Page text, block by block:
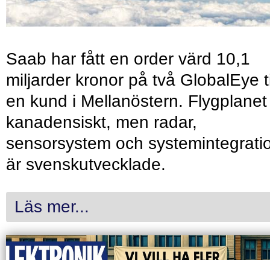
Saab har fått en order värd 10,1
miljarder kronor på två GlobalEye
en kund i Mellanöstern.
kanadensiskt, men radar,
sensorsystem och
är svenskutvecklade.
Läs mer...